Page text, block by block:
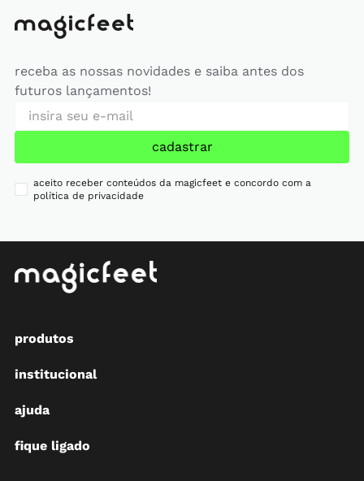
receba as nossas novidades e saiba antes dos
futuros lançamentos!
cadastrar
aceito receber conteúdos da magicfeet e concordo com a
política de privacidade
produtos
institucional
ajuda
fique ligado